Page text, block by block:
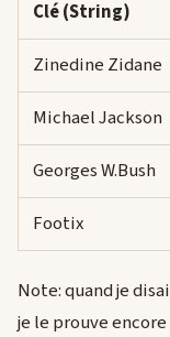
Clé (String)
Zinedine Zidane
Michael Jackson
Georges W.Bush
Footix
Note: quand je
je le prouve